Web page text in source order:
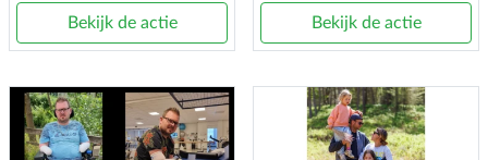
Bekijk de actie Bekijk de actie